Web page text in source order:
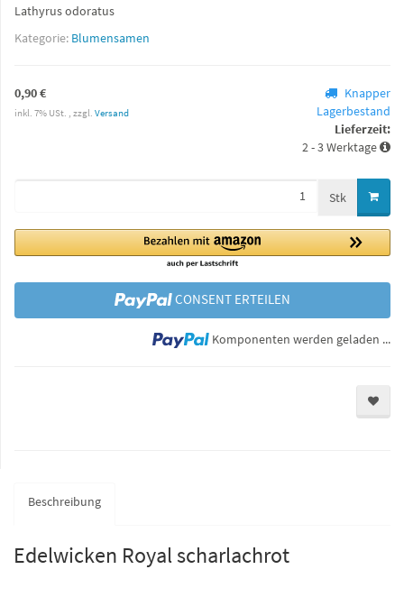
Lathyrus odoratus
Kategorie: Blumensamen
0,90 €
inkl. 7% USt. , zzgl. Versand
Knapper
Lagerbestand
Lieferzeit:
2 - 3 Werktage
Stk
CONSENT ERTEILEN
Komponenten werden geladen ...
Beschreibung
Edelwicken Royal scharlachrot